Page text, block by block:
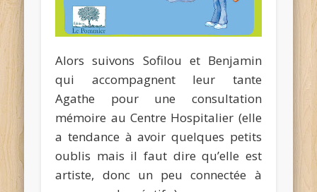
Alors suivons Sofilou et Benjamin
qui accompagnent leur tante
Agathe pour une consultation
mémoire au Centre Hospitalier (elle
a tendance à avoir quelques petits
oublis mais il faut dire qu’elle est
artiste, donc un peu connectée à